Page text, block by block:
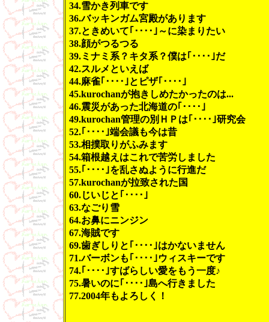
34.雪かき列車です
36.バッキンガム宮殿があります
37.ときめいて｢････｣～に染まりたい
38.顔がつるつる
39.ミナミ系？キタ系？僕は｢････｣だ
42.スルメといえば
44.麻雀｢････｣とピザ｢････｣
45.kurochanが抱きしめたかったのは...
46.震災があった北海道の｢････｣
49.kurochan管理の別ＨＰは｢････｣研究会
52.｢････｣端会議も今は昔
53.相撲取りがふみます
54.箱根越えはこれで苦労しました
55.｢････｣を乱さぬように行進だ
57.kurochanが拉致された国
60.じいじと｢････｣
63.なごり雪
64.お鼻にニンジン
67.海賊です
69.歯ぎしりと｢････｣はかないません
71.バーボンも｢････｣ウィスキーです
74.｢････｣すばらしい愛をもう一度♪
75.暑いのに｢････｣島へ行きました
77.2004年もよろしく！